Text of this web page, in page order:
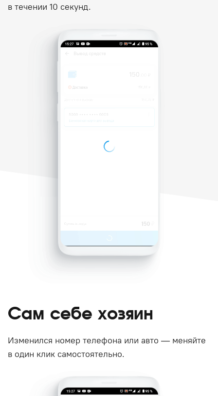
в течении 10 секунд.
Сам себе хозяин
Изменился номер телефона или авто — меняйте
в один клик самостоятельно.